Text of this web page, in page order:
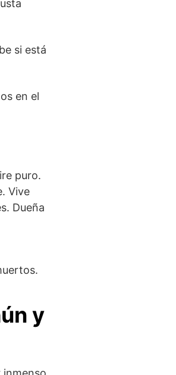
si está
en el
puro.
Vive
Dueña
y